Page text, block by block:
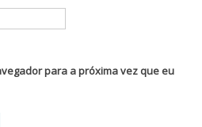
para a próxima vez que eu